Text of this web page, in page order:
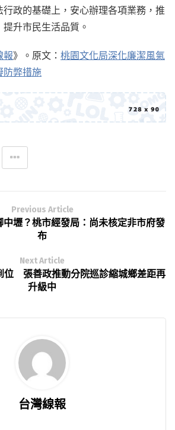
政的基礎上，安心辦理各項業務，推
升市民生活品質。
報》。原文： 桃園文化局深化廉潔風氣
防弊措施
Previous Article
中壢？桃市經發局：尚未核定非市府發
布
Next Article
位 張善政推動分院巡診縮城鄉差距再
升級中
台灣線報